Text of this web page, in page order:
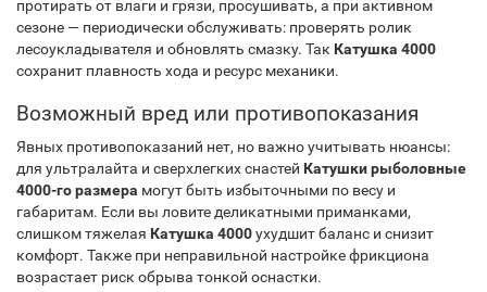
протирать от влаги и грязи, просушивать, а при активном
сезоне — периодически обслуживать: проверять ролик
лесоукладывателя и обновлять смазку. Так Катушка 4000
сохранит плавность хода и ресурс механики.
Возможный вред или противопоказания
Явных противопоказаний нет, но важно учитывать нюансы:
для ультралайта и сверхлегких снастей Катушки рыболовные
4000-го размера могут быть избыточными по весу и
габаритам. Если вы ловите деликатными приманками,
слишком тяжелая Катушка 4000ухудшит баланс и снизит
комфорт. Также при неправильной настройке фрикциона
возрастает риск обрыва тонкой оснастки.